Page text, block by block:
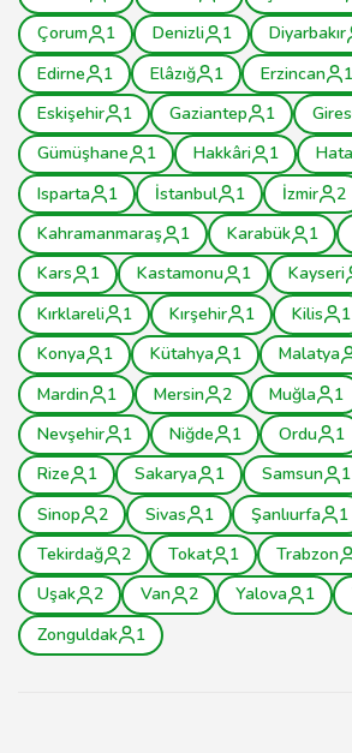
Çorum
1 Denizli 1 Diyarbakır
Edirne
1 Elâzığ 1 Erzincan 1
Eskişehir
1 Gaziantep 1
Gümüşhane
1 Hakkâri 1
Isparta
1 İstanbul 1 İzmir
2
Kahramanmaraş
1 Karabük 1
Kars
1 Kastamonu 1 Kayseri
Kırklareli
1 Kırşehir 1 Kilis 1
Konya
1 Kütahya 1 Malatya
Mardin
1 Mersin 2 Muğla 1
Nevşehir
1 Niğde 1 Ordu 1
Rize
1 Sakarya 1 Samsun 1
Sinop
2 Sivas 1 Şanlıurfa 1
Tekirdağ
2 Tokat 1 Trabzon
Uşak
2 Van 2 Yalova 1
Zonguldak
1